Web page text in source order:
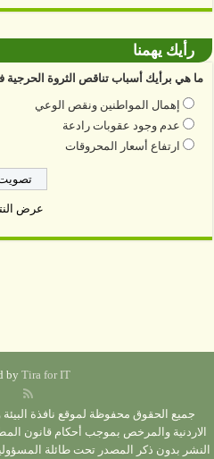
رأيك يهمنا
ما هي برأيك أسباب تناقص الثروة الحرجية
إهمال المواطنين ونقص الوعي
عدم وجود عقوبات رادعة
ارتفاع أسعار المحروقات
عرض
byTira for IT
جميع الحقوق محفوظة لموقع نافذة البيئة
الاردنية والمرخص بموجب أحكام قانون
النشر بدون ذكر المصدر تحت طائلة المسؤولية